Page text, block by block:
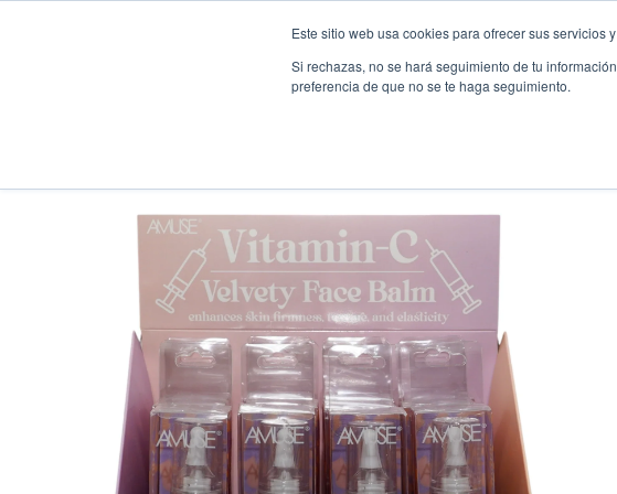
Este sitio web usa cookies para ofrecer sus servicios
Si rechazas, no se hará seguimiento de tu
preferencia de que no se te haga seguimiento.
InicioCategorías Marcas